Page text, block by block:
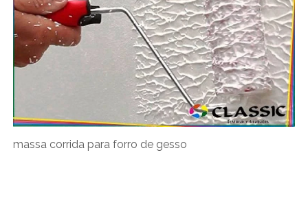
massa corrida para forro de gesso